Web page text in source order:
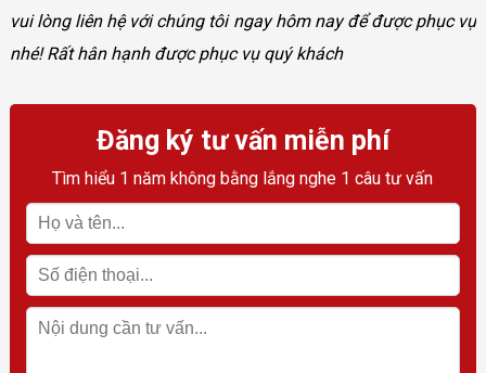
vui lòng liên hệ với chúng tôi ngay hôm nay để được phục vụ
nhé! Rất hân hạnh được phục vụ quý khách
Đăng ký tư vấn miễn phí
Tìm hiểu 1 năm không bằng lắng nghe 1 câu tư vấn